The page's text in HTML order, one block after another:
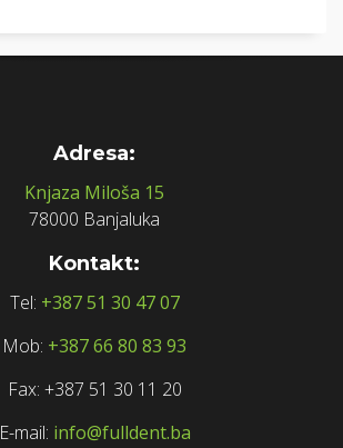
Adresa:
Knjaza Miloša 15
78000 Banjaluka
Kontakt:
Tel: +387 51 30 47 07
Mob: +387 66 80 83 93
Fax: +387 51 30 11 20
E-mail: info@fulldent.ba